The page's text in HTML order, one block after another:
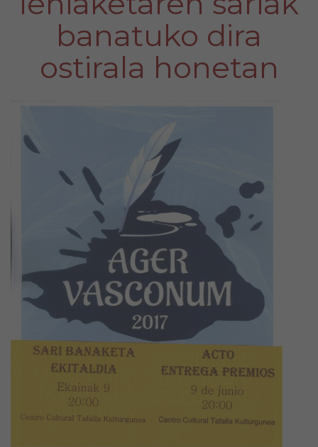
banatuko dira
ostirala honetan